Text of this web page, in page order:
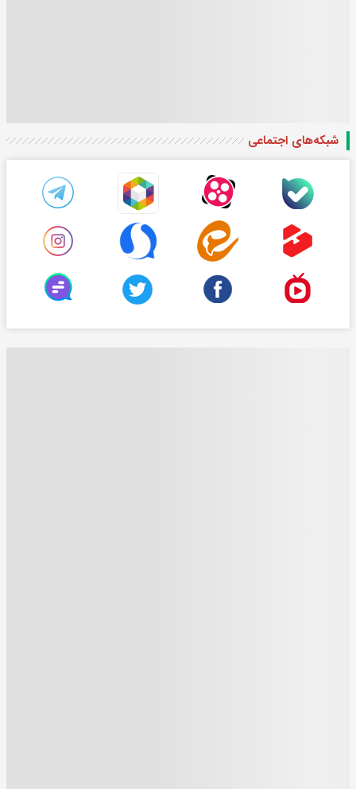
شبکه‌های اجتماعی